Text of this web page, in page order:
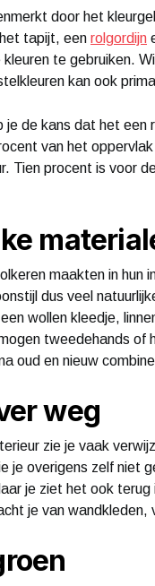
door het
tapijt, een rolgordijn
te gebruiken.
kan ook
je de kans dat het
van het
Tien procent is voor
maakten in
dus veel
wollen kleedje,
tweedehands of
oud en nieuw
weg
zie je vaak
je overigens zelf niet
je ziet het ook
je van